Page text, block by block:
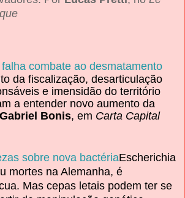
combate ao desmatamento
da fiscalização, desarticulação
e imensidão do território
a entender novo aumento da
Gabriel Bonis, em Carta Capital
sobre nova bactériaEscherichia
mortes na Alemanha, é
Mas cepas letais podem ter se